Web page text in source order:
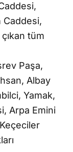
Caddesi,
tüm
Paşa,
Albay
Yamak,
Arpa Emini